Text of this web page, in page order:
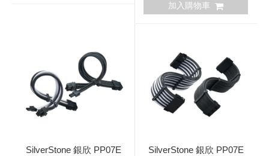
加入購物車
SilverStone 銀欣 PP07E
SilverStone 銀欣 PP07E